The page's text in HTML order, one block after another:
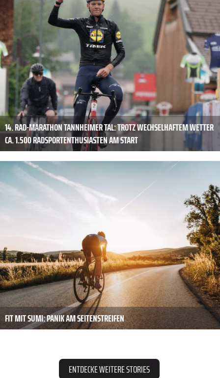
14. RAD-MARATHON TANNHEIMER TAL: TROTZ WECHSELHAFTEM WETTER
CA. 1.500 RADSPORTENTHUSIASTEN AM START
FIT MIT SUMI: PANIK AM SEITENSTREIFEN
ENTDECKE WEITERE STORIES